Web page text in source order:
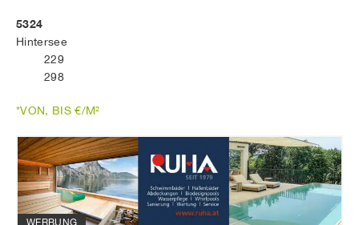
5324
Hintersee
229
298
*VON, BIS €/M²
WERBUNG